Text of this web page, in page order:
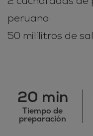
peruano
50 mililitros de
20 min
Tiempo de
preparación